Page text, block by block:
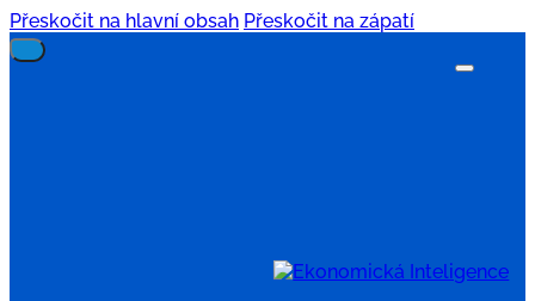
Přeskočit na hlavní obsah Přeskočit na zápatí